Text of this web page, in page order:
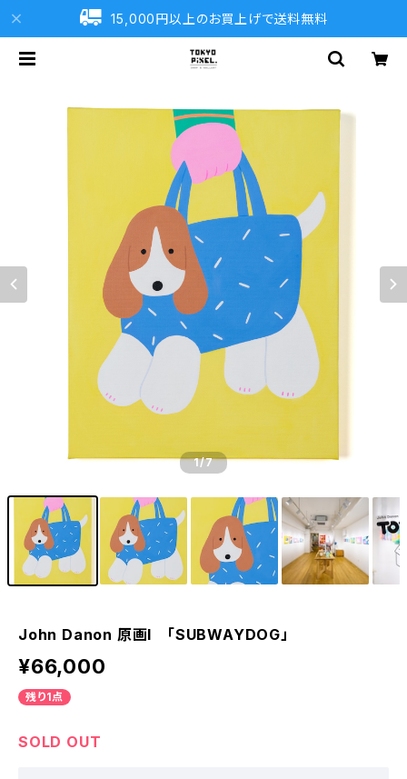
15,000円以上のお買上げで送料無料
1/7
John Danon 原画I 「SUBWAYDOG」
¥66,000
残り1点
SOLD OUT